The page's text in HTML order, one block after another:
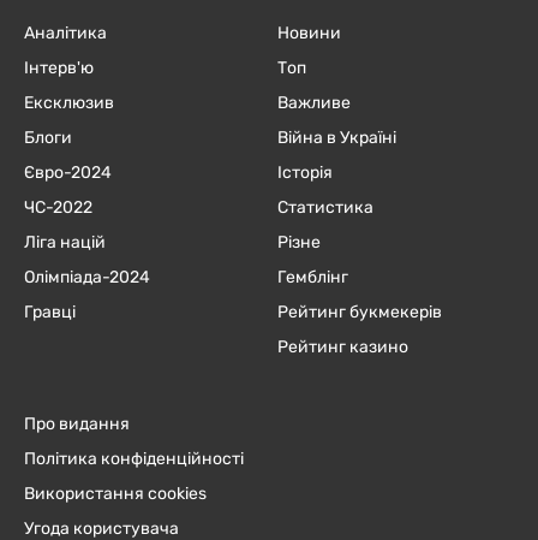
Аналітика
Інтерв'ю
Ексклюзив
Блоги
Євро-2024
ЧC-2022
Ліга націй
Олімпіада-2024
Гравці
Новини
Топ
Важливе
Війна в Україні
Історія
Статистика
Різне
Гемблінг
Рейтинг букмекерів
Рейтинг казино
Про видання
Політика конфіденційності
Використання cookies
Угода користувача